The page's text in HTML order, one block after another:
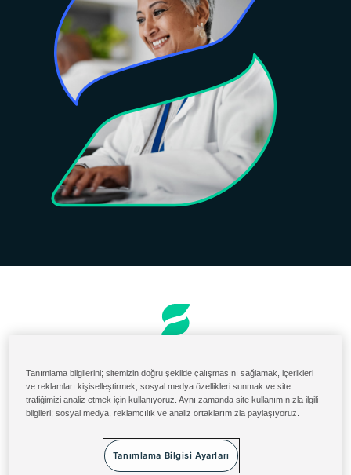
ABD Malzeme Portalı
Solenis Cloud Girişi
Şartlar ve Koşullar
Tanımlama bilgilerini; sitemizin doğru şekilde çalışmasını sağlamak, içerikleri
ve reklamları kişiselleştirmek, sosyal medya özellikleri sunmak ve site
trafiğimizi analiz etmek için kullanıyoruz. Aynı zamanda site kullanımınızla ilgili
bilgileri; sosyal medya, reklamcılık ve analiz ortaklarımızla paylaşıyoruz.
Tanımlama Bilgisi Ayarları